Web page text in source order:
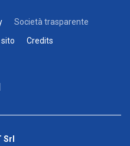
Società trasparente
Credits
Srl